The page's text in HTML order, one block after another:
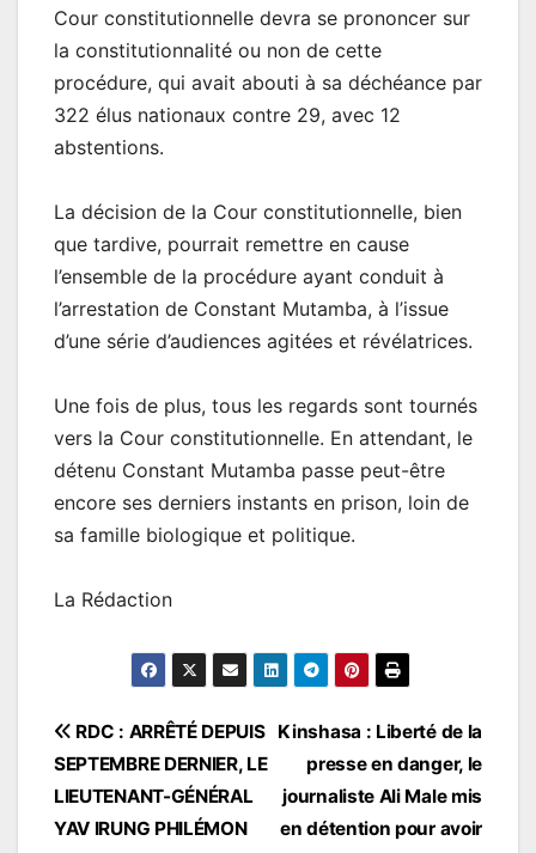
Cour constitutionnelle devra se prononcer sur
la constitutionnalité ou non de cette
procédure, qui avait abouti à sa déchéance par
322 élus nationaux contre 29, avec 12
abstentions.
La décision de la Cour constitutionnelle, bien
que tardive, pourrait remettre en cause
l’ensemble de la procédure ayant conduit à
l’arrestation de Constant Mutamba, à l’issue
d’une série d’audiences agitées et révélatrices.
Une fois de plus, tous les regards sont tournés
vers la Cour constitutionnelle. En attendant, le
détenu Constant Mutamba passe peut-être
encore ses derniers instants en prison, loin de
sa famille biologique et politique.
La Rédaction
Navigation
de
l’article
Kinshasa : Liberté de la
presse en danger, le
journaliste Ali Male mis
en détention pour avoir
RDC : ARRÊTÉ DEPUIS
SEPTEMBRE DERNIER, LE
LIEUTENANT-GÉNÉRAL
YAV IRUNG PHILÉMON